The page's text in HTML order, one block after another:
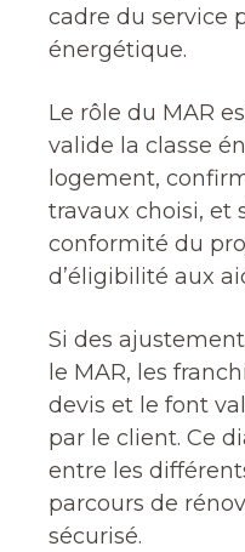
cadre du service
énergétique.
Le rôle du MAR
valide la classe
logement,
travaux choisi, et
conformité du
d’éligibilité aux
Si des
le MAR, les
devis et le font
par le client. Ce
entre les
parcours de
sécurisé.